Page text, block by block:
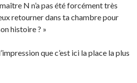
N n’a pas été forcément très
retourner dans ta chambre pour
histoire ? »
que c’est ici la place la plus